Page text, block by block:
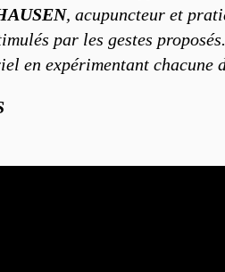
, acupuncteur et
par les gestes
en expérimentant chacune